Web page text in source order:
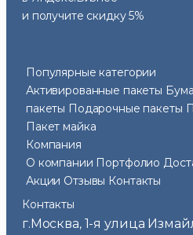
и получите скидку 5%
Популярные категории
Активированные пакеты
пакеты Подарочные пакеты
Пакет майка
Компания
О компании Портфолио
Акции Отзывы Контакты
Контакты
г.Москва, 1-я улица